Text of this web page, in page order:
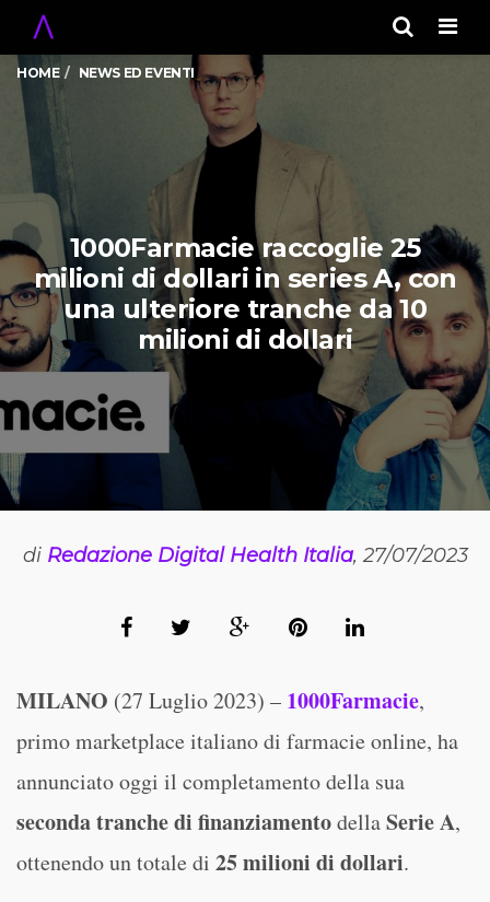
HOME NEWS ED EVENTI
1000Farmacie raccoglie 25
milioni di dollari in series A, con
una ulteriore tranche da 10
milioni di dollari
di Redazione Digital Health Italia, 27/07/2023
MILANO (27 Luglio 2023) – 1000Farmacie,
primo marketplace italiano di farmacie online, ha
annunciato oggi il completamento della sua
seconda tranche di finanziamentodellaSerie A,
ottenendo un totale di 25 milioni di dollari.